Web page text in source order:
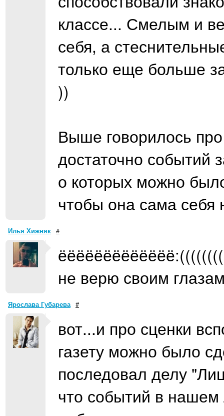
классе... Смелым и
себя, а
только еще больше
))
Выше говорилось
достаточно событий
о которых можно
чтобы она сама себя
Илья Хижняк #
не верю своим
Ярослава Губарева #
вот...и про сценки
газету можно было
последовал делу
что событий в нашем